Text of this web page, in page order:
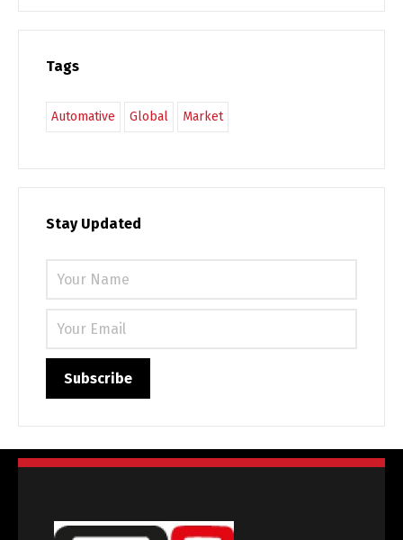
Tags
Automative Global Market
Stay Updated